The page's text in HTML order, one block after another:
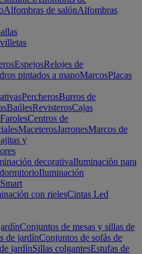
Alfombras de salónAlfombras
EspejosRelojes de
pintados a manoMarcosPlacas
PercherosBurros de
BaúlesRevisterosCajas
FarolesCentros de
MaceterosJarronesMarcos de
y
decorativaIluminación para
Iluminación
Smart
con rielesCintas Led
Conjuntos de mesas y sillas de
de jardínConjuntos de sofás de
jardínSillas colgantesEstufas de